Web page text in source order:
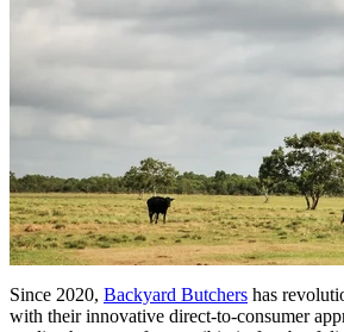
Since 2020, Backyard Butchers has
with their innovative direct-to-consumer